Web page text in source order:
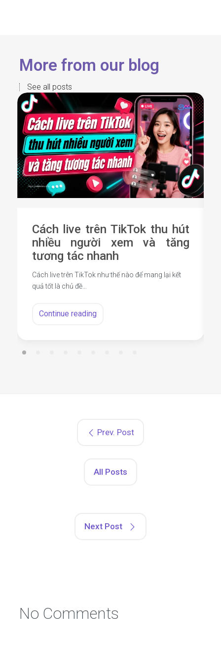
More from our blog
See all posts
Cách live trên TikTok thu hút
nhiều người xem và tăng
tương tác nhanh
Cách live trên TikTok như thế nào để mang lại kết
quả tốt là chủ đề…
Continue reading
Prev. Post
All Posts
Next Post
No Comments